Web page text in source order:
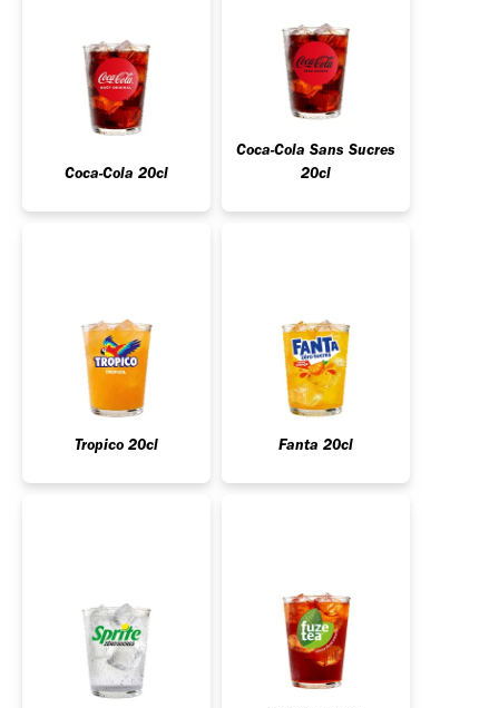
Coca-Cola 20cl
Coca-Cola Sans Sucres
20cl
Tropico 20cl Fanta 20cl